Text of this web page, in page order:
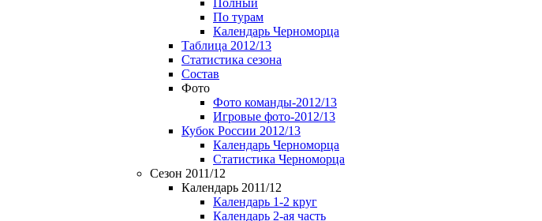
Полный
По турам
Календарь Черноморца
Таблица 2012/13
Статистика сезона
Состав
Фото
Фото команды-2012/13
Игровые фото-2012/13
Кубок России 2012/13
Календарь Черноморца
Статистика Черноморца
Сезон 2011/12
Календарь 2011/12
Календарь 1-2 круг
Календарь 2-ая часть